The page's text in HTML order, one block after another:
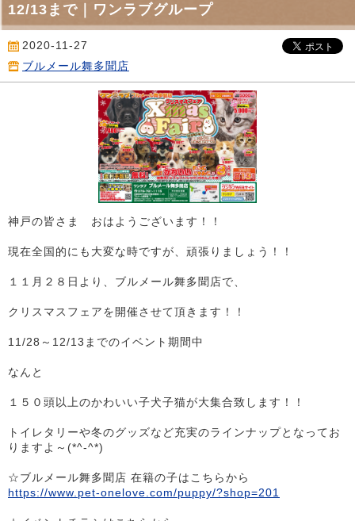
12/13まで｜ワンラブグループ
2020-11-27
ブルメール舞多聞店
神戸の皆さま おはようございます！！
現在全国的にも大変な時ですが、頑張りましょう！！
１１月２８日より、ブルメール舞多聞店で、
クリスマスフェアを開催させて頂きます！！
11/28～12/13までのイベント期間中
なんと
１５０頭以上のかわいい子犬子猫が大集合致します！！
トイレタリーや冬のグッズなど充実のラインナップとなってお
りますよ～(*^-^*)
☆ブルメール舞多聞店 在籍の子はこちらから
https://www.pet-onelove.com/puppy/?shop=201